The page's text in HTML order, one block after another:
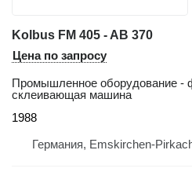
Kolbus FM 405 - AB 370
Цена по запросу
Промышленное оборудование -
склеивающая машина
1988
Германия, Emskirchen-